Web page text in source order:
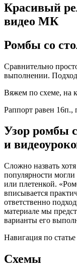
Красивый
видео МК
Ромбы со
Сравнительно
выполнении.
Вяжем по схеме, на
Раппорт равен
Узор ромбы
и
Сложно назвать
популярности могли
или плетенкой.
вписывается
ответственно
материале мы
варианты его
Навигация по статье
Схемы